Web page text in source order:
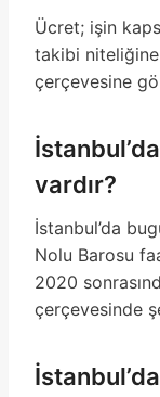
Ücret; işin
takibi
çerçevesine
vardır?
İstanbul’da
Nolu Barosu
2020
çerçevesinde